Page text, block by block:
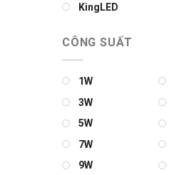
KingLED
CÔNG SUẤT
1W
3W
5W
7W
9W